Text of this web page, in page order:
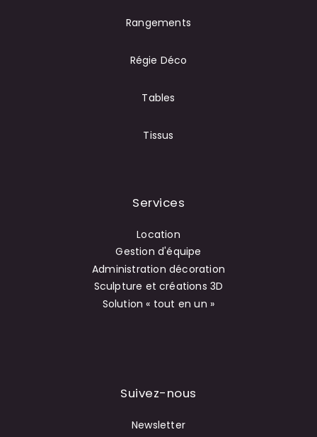
Rangements
Régie Déco
Tables
Tissus
Services
Location
Gestion d'équipe
Administration décoration
Sculpture et créations 3D
Solution « tout en un »
Suivez-nous
Newsletter